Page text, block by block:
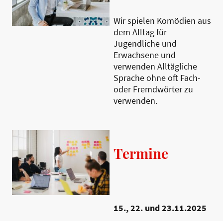
Wir spielen Komödien aus
dem Alltag für
Jugendliche und
Erwachsene und
verwenden Alltägliche
Sprache ohne oft Fach-
oder Fremdwörter zu
verwenden.
Termine
15., 22. und 23.11.2025